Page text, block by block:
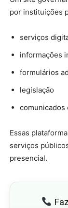
por instituições
serviços
informações
formulários
legislação
comunicados
Essas
serviços
presencial.